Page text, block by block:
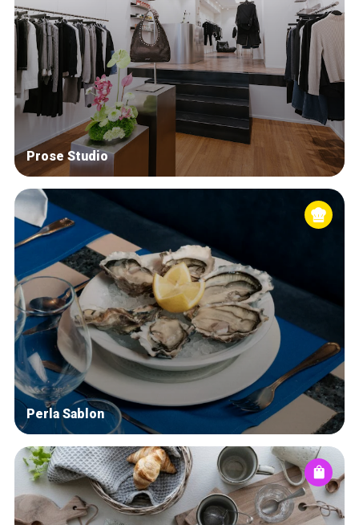
Home
Prose Studio
Perla Sablon